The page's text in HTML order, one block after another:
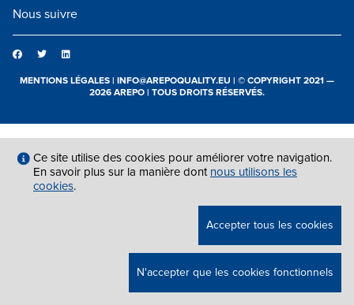
Nous suivre
MENTIONS LÉGALES | INFO@AREPOQUALITY.EU | © COPYRIGHT 2021 —
2026 AREPO | TOUS DROITS RÉSERVÉS.
Ce site utilise des cookies pour améliorer votre navigation.
En savoir plus sur la manière dont nous utilisons les
cookies.
Accepter tous les cookies
N'accepter que les cookies fonctionnels